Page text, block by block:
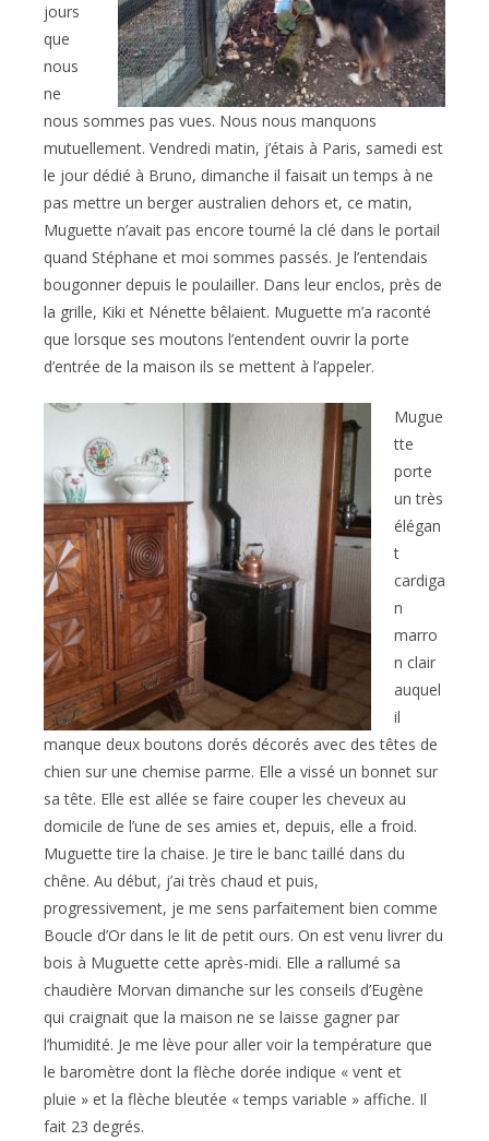
jours
que
nous
ne
nous sommes pas vues. Nous nous manquons
mutuellement. Vendredi matin, j’étais à Paris, samedi est
le jour dédié à Bruno, dimanche il faisait un temps à ne
pas mettre un berger australien dehors et, ce matin,
Muguette n’avait pas encore tourné la clé dans le portail
quand Stéphane et moi sommes passés. Je l’entendais
bougonner depuis le poulailler. Dans leur enclos, près de
la grille, Kiki et Nénette bêlaient. Muguette m’a raconté
que lorsque ses moutons l’entendent ouvrir la porte
d’entrée de la maison ils se mettent à l’appeler.
Mugue
tte
porte
un très
élégan
t
cardiga
n
marro
n clair
auquel
il
manque deux boutons dorés décorés avec des têtes de
chien sur une chemise parme. Elle a vissé un bonnet sur
sa tête. Elle est allée se faire couper les cheveux au
domicile de l’une de ses amies et, depuis, elle a froid.
Muguette tire la chaise. Je tire le banc taillé dans du
chêne. Au début, j’ai très chaud et puis,
progressivement, je me sens parfaitement bien comme
Boucle d’Or dans le lit de petit ours. On est venu livrer du
bois à Muguette cette après-midi. Elle a rallumé sa
chaudière Morvan dimanche sur les conseils d’Eugène
qui craignait que la maison ne se laisse gagner par
l’humidité. Je me lève pour aller voir la température que
le baromètre dont la flèche dorée indique « vent et
pluie » et la flèche bleutée « temps variable » affiche. Il
fait 23 degrés.